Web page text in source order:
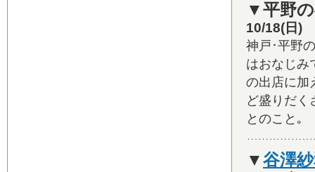
▼平野
10/18(日)
神戸･平野
はおなじみ
の出店に加
ど盛りだく
とのこと｡
▼谷澤